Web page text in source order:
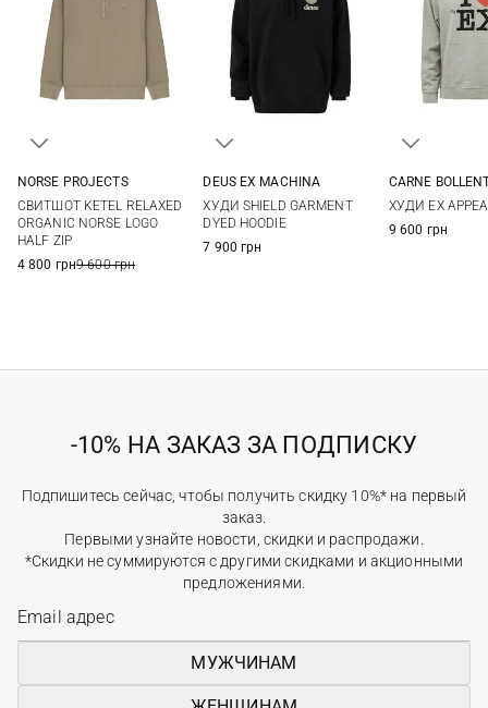
NORSE PROJECTS
СВИТШОТ KETEL RELAXED
ORGANIC NORSE LOGO
HALF ZIP
4 800 грн9 600 грн
XXL
DEUS EX MACHINА
ХУДИ SHIELD GARMENT
DYED HOODIE
7 900 грн
CARNE
ХУДИ EX
9 600 грн
-10% НА ЗАКАЗ ЗА ПОДПИСКУ
Подпишитесь сейчас, чтобы получить скидку 10%* на первый
заказ.
Первыми узнайте новости, скидки и распродажи.
*Скидки не суммируются с другими скидками и акционными
предложениями.
МУЖЧИНАМ